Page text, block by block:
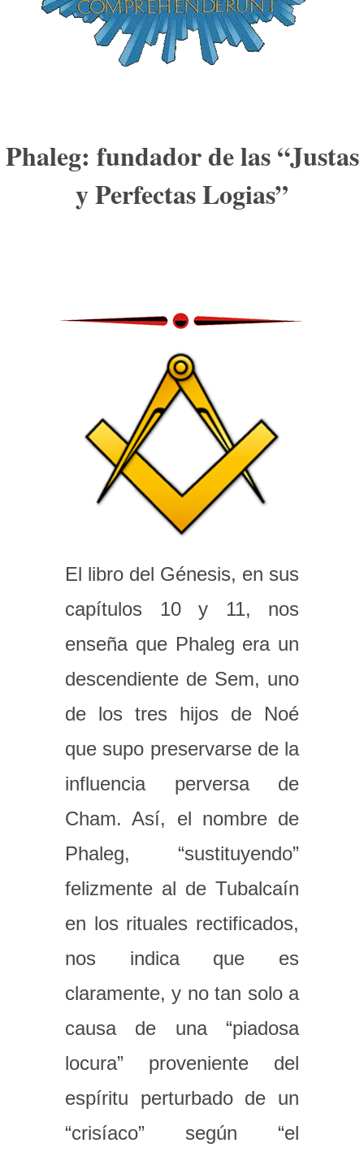
Phaleg: fundador de las “Justas
y Perfectas Logias”
El libro del Génesis, en sus
capítulos 10 y 11, nos
enseña que Phaleg era un
descendiente de Sem, uno
de los tres hijos de Noé
que supo preservarse de la
influencia perversa de
Cham. Así, el nombre de
Phaleg, “sustituyendo”
felizmente al de Tubalcaín
en los rituales rectificados,
nos indica que es
claramente, y no tan solo a
causa de una “piadosa
locura” proveniente del
espíritu perturbado de un
“crisíaco” según “el